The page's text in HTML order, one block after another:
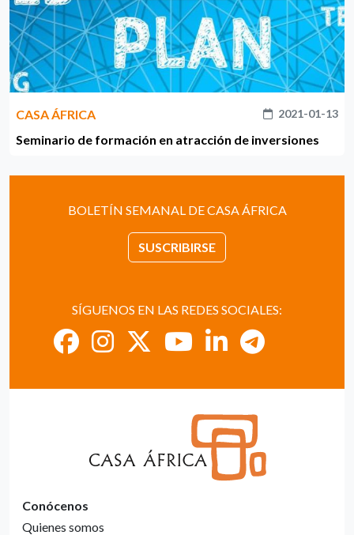
CASA ÁFRICA 2021-01-13
Seminario de formación en atracción de inversiones
BOLETÍN SEMANAL DE CASA ÁFRICA
SUSCRIBIRSE
SÍGUENOS EN LAS REDES SOCIALES:
Conócenos
Quienes somos